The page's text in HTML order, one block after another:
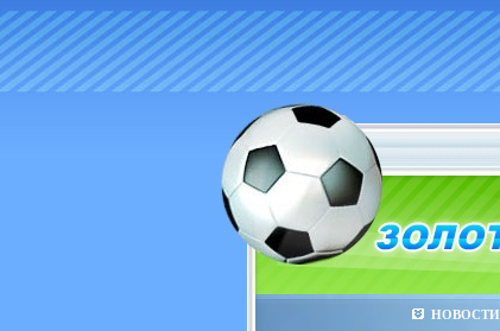
НОВОСТИ